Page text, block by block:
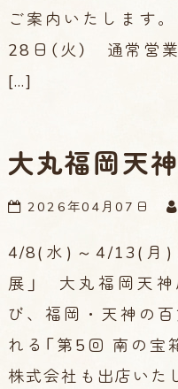
ご案内いたします
28日（火） 通常営
[…]
大丸福岡天
2026年04月07日
4/8(水)～4/13(月)
展」 大丸福岡天
び、福岡・天神の
れる「第5回 南の宝
株式会社も出店い